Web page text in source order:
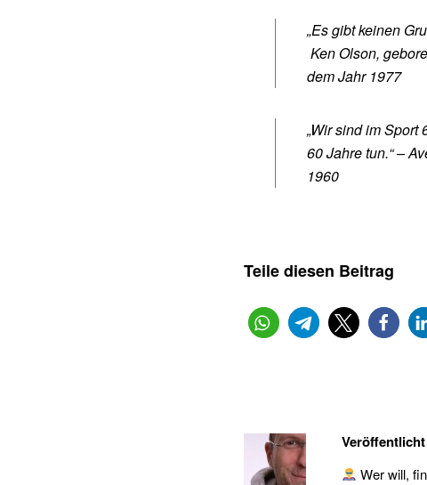
„Es gibt keinen
Ken Olson,
dem Jahr 1977
„Wir sind im
60 Jahre tun.“ –
1960
Teile diesen Beitrag
Wer will,